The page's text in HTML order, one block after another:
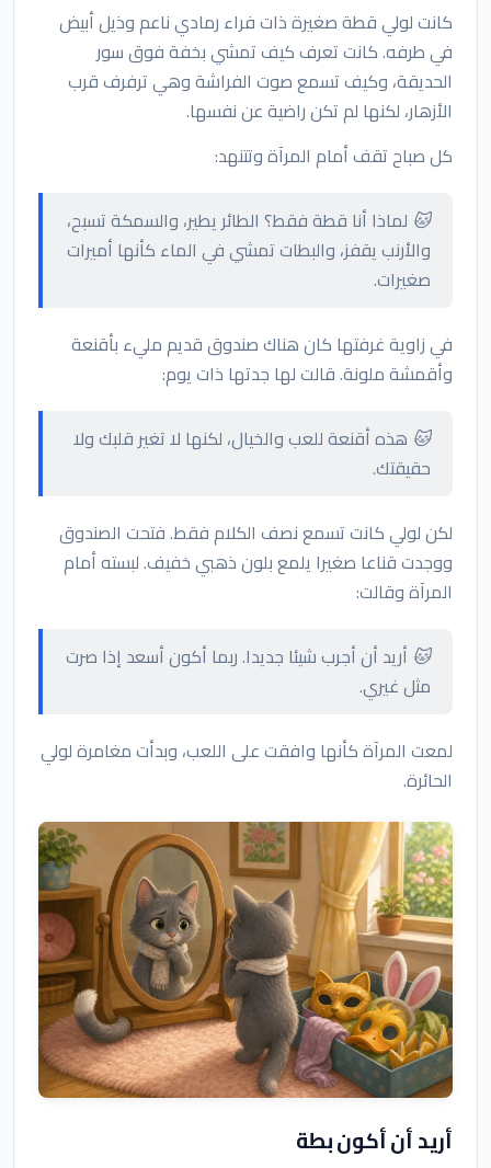
كانت لولي قطة صغيرة ذات فراء رمادي ناعم وذيل أبيض
في طرفه. كانت تعرف كيف تمشي بخفة فوق سور
الحديقة، وكيف تسمع صوت الفراشة وهي ترفرف قرب
الأزهار، لكنها لم تكن راضية عن نفسها.
كل صباح تقف أمام المرآة وتتنهد:
🐱 لماذا أنا قطة فقط؟ الطائر يطير، والسمكة تسبح،
والأرنب يقفز، والبطات تمشي في الماء كأنها أميرات
صغيرات.
في زاوية غرفتها كان هناك صندوق قديم مليء بأقنعة
وأقمشة ملونة. قالت لها جدتها ذات يوم:
🐱 هذه أقنعة للعب والخيال، لكنها لا تغير قلبك ولا
حقيقتك.
لكن لولي كانت تسمع نصف الكلام فقط. فتحت الصندوق
ووجدت قناعا صغيرا يلمع بلون ذهبي خفيف. لبسته أمام
المرآة وقالت:
🐱 أريد أن أجرب شيئا جديدا. ربما أكون أسعد إذا صرت
مثل غيري.
لمعت المرآة كأنها وافقت على اللعب، وبدأت مغامرة لولي
الحائرة.
أريد أن أكون بطة